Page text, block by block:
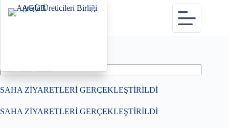
SAHA ZİYARETLERİ GERÇEKLEŞTİRİLDİ
SAHA ZİYARETLERİ GERÇEKLEŞTİRİLDİ